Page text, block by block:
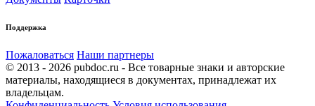
Поддержка
Пожаловаться Наши партнеры
© 2013 - 2026 pubdoc.ru - Все товарные знаки и авторские
материалы, находящиеся в документах, принадлежат их
владельцам.